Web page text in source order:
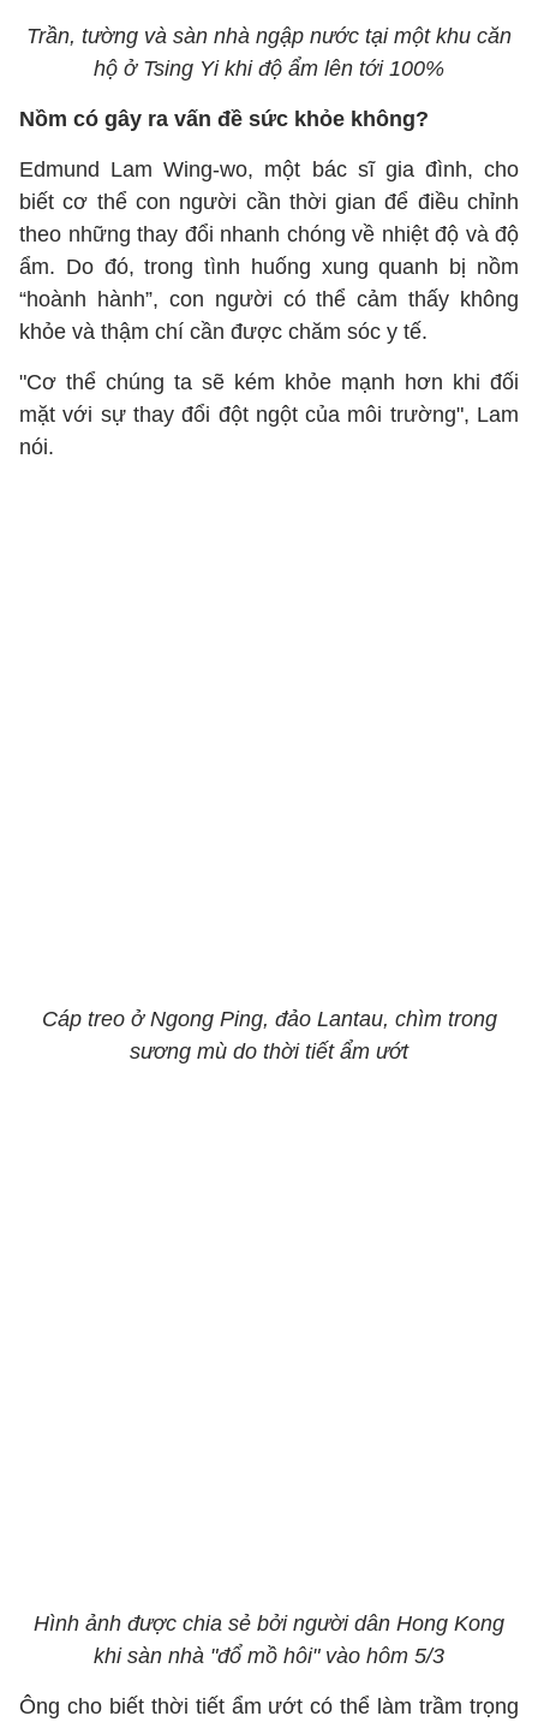
Trần, tường và sàn nhà ngập nước tại một khu căn
hộ ở Tsing Yi khi độ ẩm lên tới 100%
Nồm có gây ra vấn đề sức khỏe không?
Edmund Lam Wing-wo, một bác sĩ gia đình, cho
biết cơ thể con người cần thời gian để điều chỉnh
theo những thay đổi nhanh chóng về nhiệt độ và độ
ẩm. Do đó, trong tình huống xung quanh bị nồm
“hoành hành”, con người có thể cảm thấy không
khỏe và thậm chí cần được chăm sóc y tế.
"Cơ thể chúng ta sẽ kém khỏe mạnh hơn khi đối
mặt với sự thay đổi đột ngột của môi trường", Lam
nói.
Cáp treo ở Ngong Ping, đảo Lantau, chìm trong
sương mù do thời tiết ẩm ướt
Hình ảnh được chia sẻ bởi người dân Hong Kong
khi sàn nhà "đổ mồ hôi" vào hôm 5/3
Ông cho biết thời tiết ẩm ướt có thể làm trầm trọng